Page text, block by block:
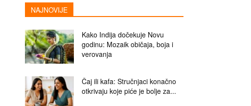
NAJNOVIJE
Kako Indija dočekuje Novu
godinu: Mozaik običaja, boja i
verovanja
Čaj ili kafa: Stručnjaci konačno
otkrivaju koje piće je bolje za...